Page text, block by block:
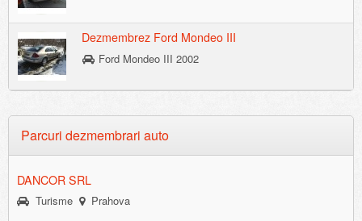
Dezmembrez Ford Mondeo III
Ford Mondeo III 2002
Parcuri dezmembrari auto
DANCOR SRL
Turisme Prahova